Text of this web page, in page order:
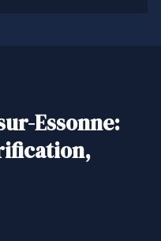
Essonne: